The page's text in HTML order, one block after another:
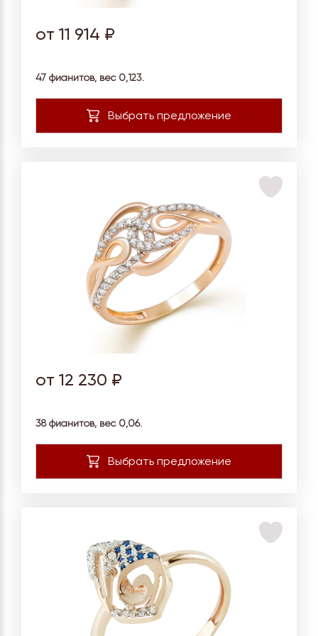
от 11 914 ₽
47 фианитов, вес 0,123.
от 12 230 ₽
38 фианитов, вес 0,06.